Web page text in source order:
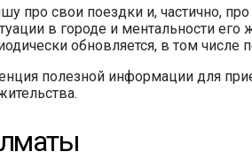
про свои поездки и, частично,
в городе и ментальности
обновляется, в том числе
полезной информации для